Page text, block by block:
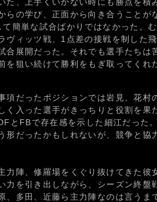
た、上手くいかない時にも勝点を積
らの学び、正面から向き合うことが
て簡単な試合ばかりではなかった。
ヴィッツ戦、1点差の接戦を制した
合展開だった。それでも選手たちは
を狙い続けて勝利をもぎ取ってくれ
項だったポジションでは岩見、花村
く入った選手がきっちりと役割を果
とFBで存在感を示した細江だった
形だったかもしれないが、競争と協
力陣、修羅場をくぐり抜けてきた彼
力を引き出しながら、シーズン終盤
、多田、近藤ら主力陣なのは言う